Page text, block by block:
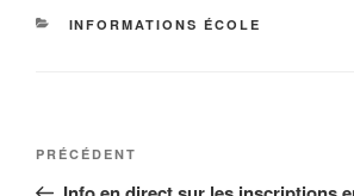
CATÉGORIES
INFORMATIONS ÉCOLE
Navigation
Article
précédent
PRÉCÉDENT